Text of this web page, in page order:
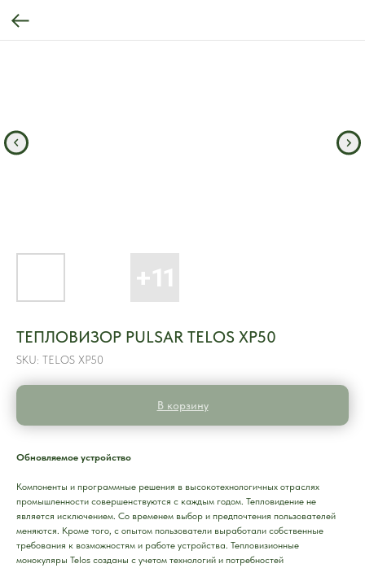
ТЕПЛОВИЗОР PULSAR TELOS XP50
SKU: TELOS XP50
В корзину
Обновляемое устройство
Компоненты и программные решения в высокотехнологичных отраслях
промышленности совершенствуются с каждым годом. Тепловидение не
является исключением. Со временем выбор и предпочтения пользователей
меняются. Кроме того, с опытом пользователи выработали собственные
требования к возможностям и работе устройства. Тепловизионные
монокуляры Telos созданы с учетом технологий и потребностей